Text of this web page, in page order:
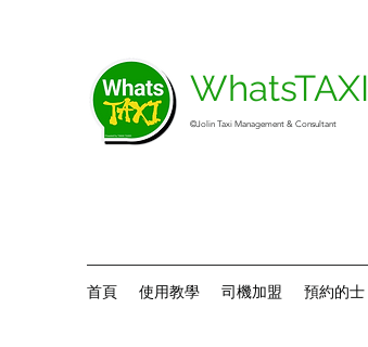
WhatsTAXI
©Jolin Taxi Management & Consultant
首頁 使用教學 司機加盟 預約的士